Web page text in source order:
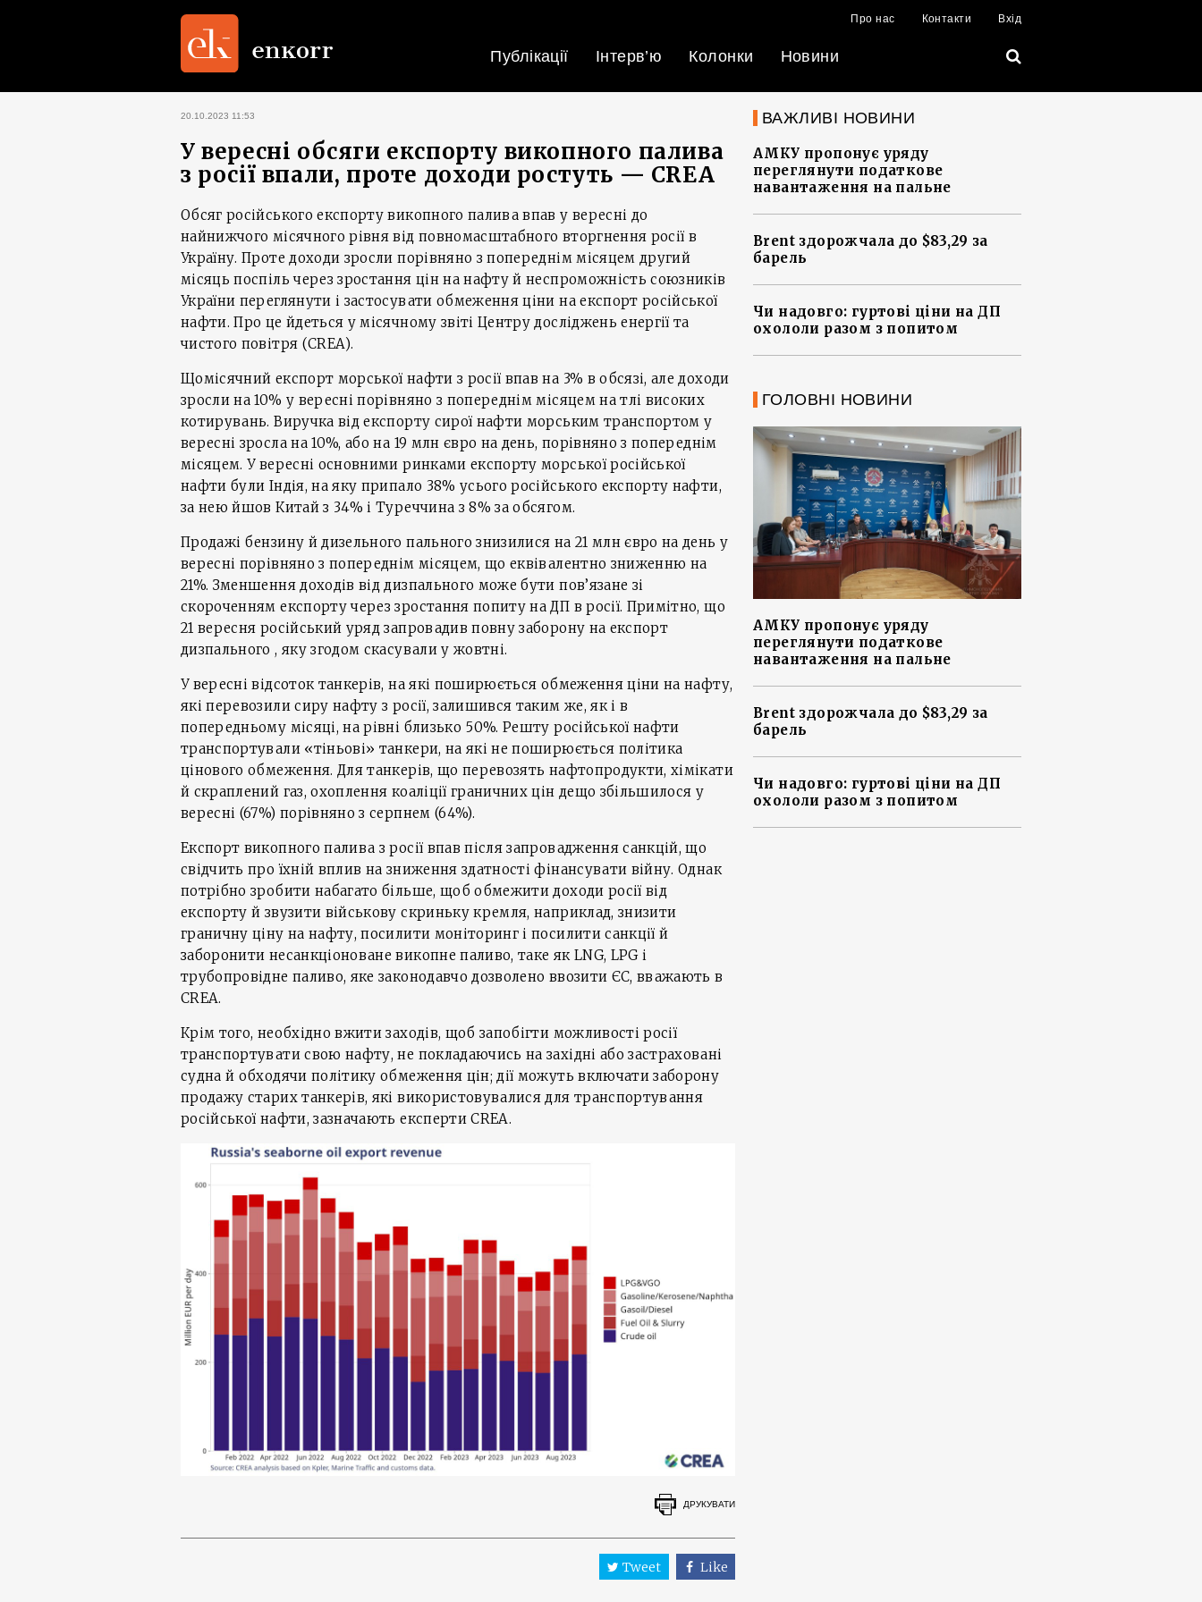
Про нас Контакти Вхід
Публікації Інтерв’ю Колонки Новини
20.10.2023 11:53
У вересні обсяги експорту викопного палива
з росії впали, проте доходи ростуть — CREA
Обсяг російського експорту викопного палива впав у вересні до
найнижчого місячного рівня від повномасштабного вторгнення росії в
Україну. Проте доходи зросли порівняно з попереднім місяцем другий
місяць поспіль через зростання цін на нафту й неспроможність союзників
України переглянути і застосувати обмеження ціни на експорт російської
нафти. Про це йдеться у місячному звіті Центру досліджень енергії та
чистого повітря (CREA).
Щомісячний експорт морської нафти з росії впав на 3% в обсязі, але доходи
зросли на 10% у вересні порівняно з попереднім місяцем на тлі високих
котирувань. Виручка від експорту сирої нафти морським транспортом у
вересні зросла на 10%, або на 19 млн євро на день, порівняно з попереднім
місяцем. У вересні основними ринками експорту морської російської
нафти були Індія, на яку припало 38% усього російського експорту нафти,
за нею йшов Китай з 34% і Туреччина з 8% за обсягом.
Продажі бензину й дизельного пального знизилися на 21 млн євро на день у
вересні порівняно з попереднім місяцем, що еквівалентно зниженню на
21%. Зменшення доходів від дизпального може бути пов’язане зі
скороченням експорту через зростання попиту на ДП в росії. Примітно, що
21 вересня російський уряд запровадив повну заборону на експорт
дизпального , яку згодом скасували у жовтні.
У вересні відсоток танкерів, на які поширюється обмеження ціни на нафту,
які перевозили сиру нафту з росії, залишився таким же, як і в
попередньому місяці, на рівні близько 50%. Решту російської нафти
транспортували «тіньові» танкери, на які не поширюється політика
цінового обмеження. Для танкерів, що перевозять нафтопродукти, хімікати
й скраплений газ, охоплення коаліції граничних цін дещо збільшилося у
вересні (67%) порівняно з серпнем (64%).
Експорт викопного палива з росії впав після запровадження санкцій, що
свідчить про їхній вплив на зниження здатності фінансувати війну. Однак
потрібно зробити набагато більше, щоб обмежити доходи росії від
експорту й звузити військову скриньку кремля, наприклад, знизити
граничну ціну на нафту, посилити моніторинг і посилити санкції й
заборонити несанкціоноване викопне паливо, таке як LNG, LPG і
трубопровідне паливо, яке законодавчо дозволено ввозити ЄС, вважають в
CREA.
Крім того, необхідно вжити заходів, щоб запобігти можливості росії
транспортувати свою нафту, не покладаючись на західні або застраховані
судна й обходячи політику обмеження цін; дії можуть включати заборону
продажу старих танкерів, які використовувалися для транспортування
російської нафти, зазначають експерти CREA.
ДРУКУВАТИ
Tweet Like
ВАЖЛИВІ НОВИНИ
АМКУ пропонує уряду
переглянути податкове
навантаження на пальне
Brent здорожчала до $83,29 за
барель
Чи надовго: гуртові ціни на ДП
охололи разом з попитом
ГОЛОВНІ НОВИНИ
АМКУ пропонує уряду
переглянути податкове
навантаження на пальне
Brent здорожчала до $83,29 за
барель
Чи надовго: гуртові ціни на ДП
охололи разом з попитом